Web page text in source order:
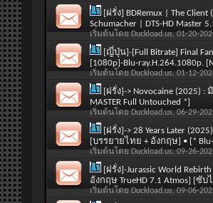
[ฝรั่ง] BDRemux | The
Schumacher | DTS-HD Master
เริ่มต้นโดย Duckload.us, 01-20-
[ญี่ปุ่น]-[Full Bitrate] Final
[1080p]-Blu-
เริ่มต้นโดย Duckload.us, 01-12-
[ฝรั่ง]-> Novocaine (2025)
MASTER Full Untouched *]
เริ่มต้นโดย Duckload.us, 06-29-
[ฝรั่ง]-> 28 Years Later
[บรรยายไทย + อังกฤษ] • [* Blu-
เริ่มต้นโดย Duckload.us, 09-26-
[ฝรั่ง]-Jurassic World
อังกฤษ TrueHD 7.1 Atmos] [ซั
เริ่มต้นโดย Duckload.us, 09-06-